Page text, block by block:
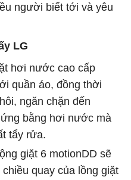
người biết tới và yêu
LG
hơi nước cao cấp
quần áo, đồng thời
ngăn chặn đến
bằng hơi nước mà
tẩy rửa.
giặt 6 motionDD sẽ
quay của lồng giặt